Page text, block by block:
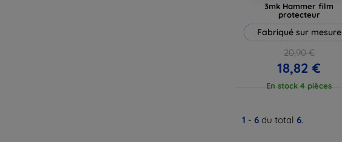
3mk Hammer film
protecteur
Fabriqué sur mesure
20,90 €
18,82 €
En stock 4 pièces
1 - 6 du total 6.